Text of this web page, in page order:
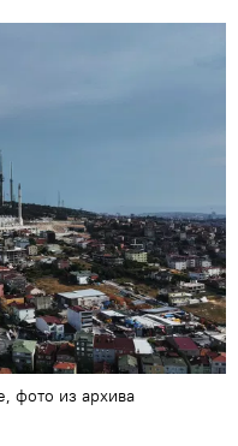
фото из архива